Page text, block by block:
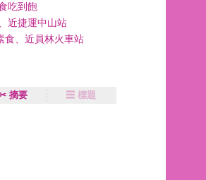
吃到飽
近捷運中山站
食、近員林火車站
摘要 ☰ 標題